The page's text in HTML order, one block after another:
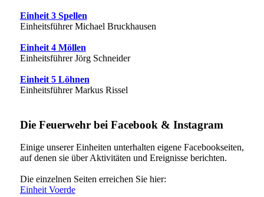
Einheit 3 Spellen
Einheitsführer Michael Bruckhausen
Einheit 4 Möllen
Einheitsführer Jörg Schneider
Einheit 5 Löhnen
Einheitsführer Markus Rissel
Die Feuerwehr bei Facebook & Instagram
Einige unserer Einheiten unterhalten eigene Facebookseiten,
auf denen sie über Aktivitäten und Ereignisse berichten.
Die einzelnen Seiten erreichen Sie hier:
Einheit Voerde